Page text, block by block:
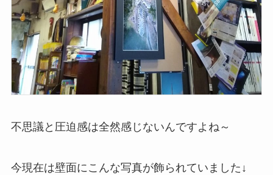
不思議と圧迫感は全然感じないんですよね～
今現在は壁面にこんな写真が飾られていました↓